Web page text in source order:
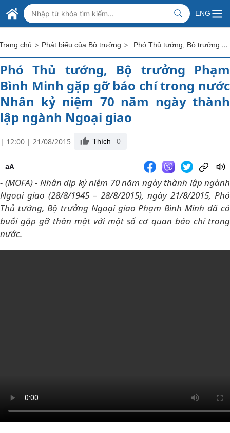
Skip to Main Content
BỘ NGOẠI GIAO VIỆT NAM
MINISTRY OF FOREIGN AFFAIRS
ENG
chủ > Phát biểu của Bộ trưởng > Phó Thủ tướng, Bộ trưởng Phạm Bình Minh gặp gỡ báo chí trong nước Nhân kỷ niệm 70 năm ngày thành lập ngành Ngoại giao
Phó Thủ tướng, Bộ trưởng Phạm
Bình Minh gặp gỡ báo chí trong nước
Nhân kỷ niệm 70 năm ngày thành
lập ngành Ngoại giao
| 12:00 | 21/08/2015 Thích 0
aA
- (MOFA) - Nhân dịp kỷ niệm 70 năm ngày thành lập ngành
Ngoại giao (28/8/1945 – 28/8/2015), ngày 21/8/2015, Phó
Thủ tướng, Bộ trưởng Ngoại giao Phạm Bình Minh đã có
buổi gặp gỡ thân mật với một số cơ quan báo chí trong
nước.